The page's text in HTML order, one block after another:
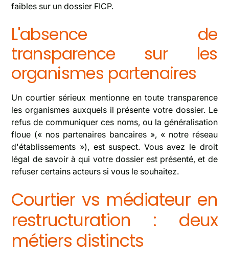
faibles sur un dossier FICP.
L'absence de
transparence sur les
organismes partenaires
Un courtier sérieux mentionne en toute transparence
les organismes auxquels il présente votre dossier. Le
refus de communiquer ces noms, ou la généralisation
floue (« nos partenaires bancaires », « notre réseau
d'établissements »), est suspect. Vous avez le droit
légal de savoir à qui votre dossier est présenté, et de
refuser certains acteurs si vous le souhaitez.
Courtier vs médiateur en
restructuration : deux
métiers distincts